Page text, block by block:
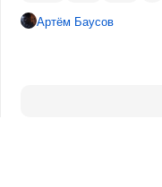
Артём Баусов